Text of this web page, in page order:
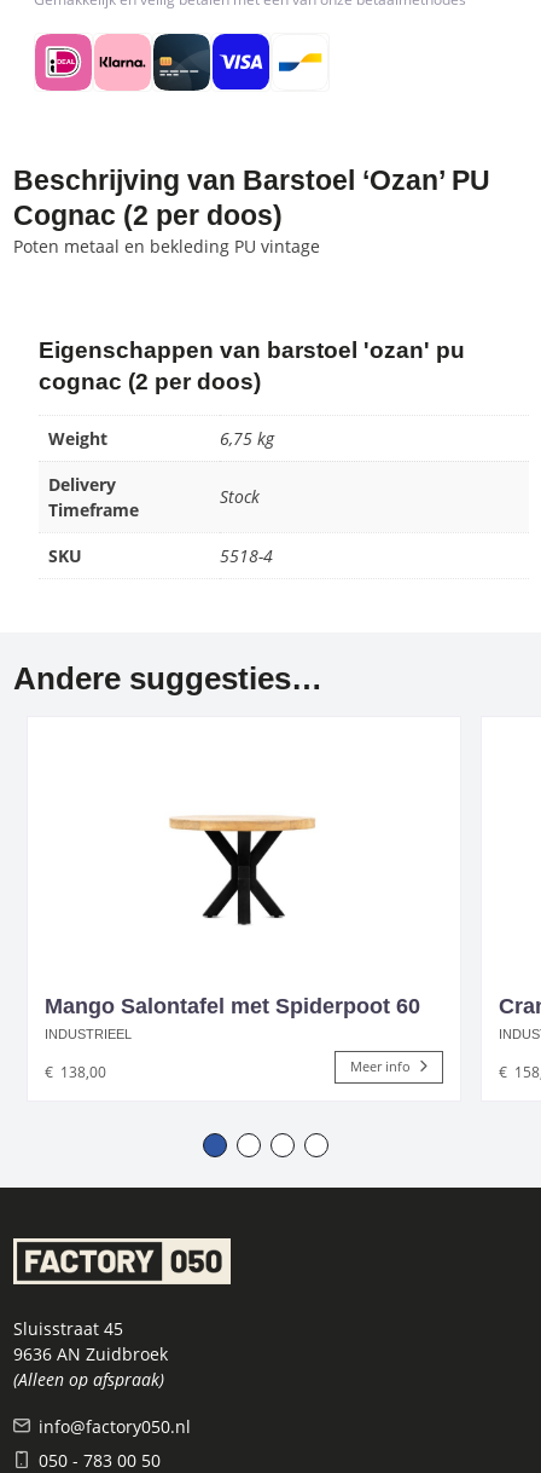
Beschrijving van Barstoel ‘Ozan’ PU
Cognac (2 per doos)
Poten metaal en bekleding PU vintage
Eigenschappen van barstoel 'ozan' pu
cognac (2 per doos)
Weight
6,75 kg
Delivery
Timeframe
Stock
SKU 5518-4
Andere suggesties…
Mango Salontafel met Spiderpoot 60
INDUSTRIEEL
€ 138,00 Meer info €
Sluisstraat 45
9636 AN Zuidbroek
(Alleen op afspraak)
info@factory050.nl
050 - 783 00 50